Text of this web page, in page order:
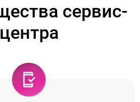
сервис-
центра